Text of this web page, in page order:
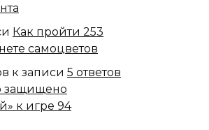
Как пройти 253
самоцветов
к записи 5 ответов
защищено
к игре 94